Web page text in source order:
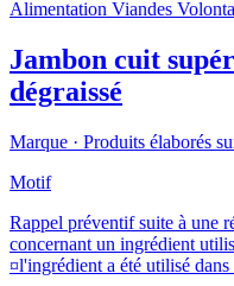
Alimentation Viandes
Jambon cuit
dégraissé
Marque · Produits élaborés
Motif
Rappel préventif suite à une
concernant un ingrédient
¤l'ingrédient a été utilisé